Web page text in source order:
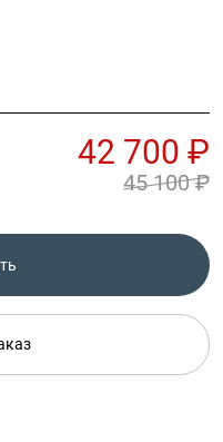
42 700 ₽
45 100 ₽